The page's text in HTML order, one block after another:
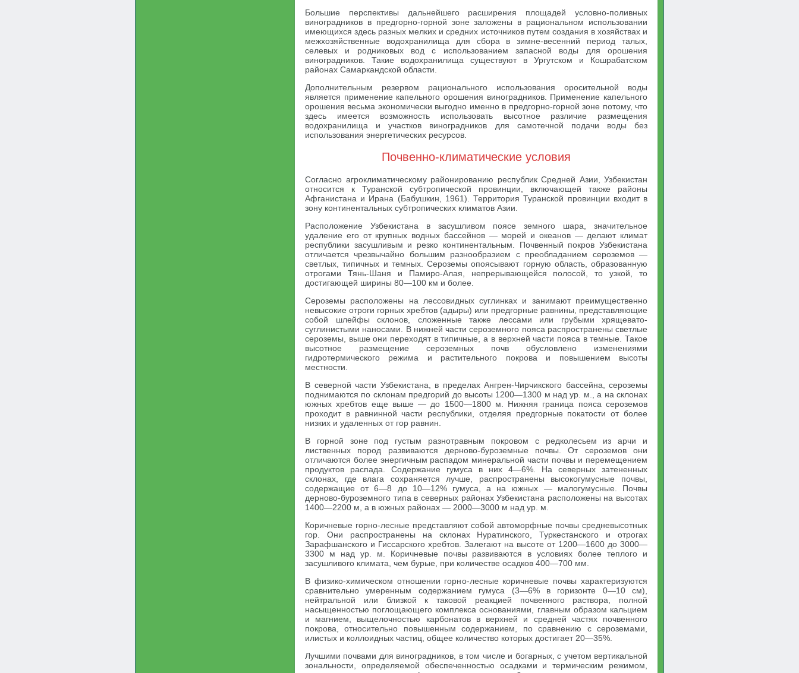
Большие перспективы дальнейшего расширения площадей условно-поливных
виноградников в предгорно-горной зоне заложены в рациональном использовании
имеющихся здесь разных мелких и средних источников путем создания в хозяйствах и
межхозяйственные водохранилища для сбора в зимне-весенний период талых,
селевых и родниковых вод с использованием запасной воды для орошения
виноградников. Такие водохранилища существуют в Ургутском и Кошрабатском
районах Самаркандской области.
Дополнительным резервом рационального использования оросительной воды
является применение капельного орошения виноградников. Применение капельного
орошения весьма экономически выгодно именно в предгорно-горной зоне потому, что
здесь имеется возможность использовать высотное различие размещения
водохранилища и участков виноградников для самотечной подачи воды без
использования энергетических ресурсов.
Почвенно-климатические условия
Согласно агроклиматическому районированию республик Средней Азии, Узбекистан
относится к Туранской субтропической провинции, включающей также районы
Афганистана и Ирана (Бабушкин, 1961). Территория Туранской провинции входит в
зону континентальных субтропических климатов Азии.
Расположение Узбекистана в засушливом поясе земного шара, значительное
удаление его от крупных водных бассейнов — морей и океанов — делают климат
республики засушливым и резко континентальным. Почвенный покров Узбекистана
отличается чрезвычайно большим разнообразием с преобладанием сероземов —
светлых, типичных и темных. Сероземы опоясывают горную область, образованную
отрогами Тянь-Шаня и Памиро-Алая, непрерывающейся полосой, то узкой, то
достигающей ширины 80—100 км и более.
Сероземы расположены на лессовидных суглинках и занимают преимущественно
невысокие отроги горных хребтов (адыры) или предгорные равнины, представляющие
собой шлейфы склонов, сложенные также лессами или грубыми хрящевато-
суглинистыми наносами. В нижней части сероземного пояса распространены светлые
сероземы, выше они переходят в типичные, а в верхней части пояса в темные. Такое
высотное размещение сероземных почв обусловлено изменениями
гидротермического режима и растительного покрова и повышением высоты
местности.
В северной части Узбекистана, в пределах Ангрен-Чирчикского бассейна, сероземы
поднимаются по склонам предгорий до высоты 1200—1300 м над ур. м., а на склонах
южных хребтов еще выше — до 1500—1800 м. Нижняя граница пояса сероземов
проходит в равнинной части республики, отделяя предгорные покатости от более
низких и удаленных от гор равнин.
В горной зоне под густым разнотравным покровом с редколесьем из арчи и
лиственных пород развиваются дерново-буроземные почвы. От сероземов они
отличаются более энергичным распадом минеральной части почвы и перемещением
продуктов распада. Содержание гумуса в них 4—6%. На северных затененных
склонах, где влага сохраняется лучше, распространены высокогумусные почвы,
содержащие от 6—8 до 10—12% гумуса, а на южных — малогумусные. Почвы
дерново-буроземного типа в северных районах Узбекистана расположены на высотах
1400—2200 м, а в южных районах — 2000—3000 м над ур. м.
Коричневые горно-лесные представляют собой автоморфные почвы средневысотных
гор. Они распространены на склонах Нуратинского, Туркестанского и отрогах
Зарафшанского и Гиссарского хребтов. Залегают на высоте от 1200—1600 до 3000—
3300 м над ур. м. Коричневые почвы развиваются в условиях более теплого и
засушливого климата, чем бурые, при количестве осадков 400—700 мм.
В физико-химическом отношении горно-лесные коричневые почвы характеризуются
сравнительно умеренным содержанием гумуса (3—6% в горизонте 0—10 см),
нейтральной или близкой к таковой реакцией почвенного раствора, полной
насыщенностью поглощающего комплекса основаниями, главным образом кальцием
и магнием, выщелочностью карбонатов в верхней и средней частях почвенного
покрова, относительно повышенным содержанием, по сравнению с сероземами,
илистых и коллоидных частиц, общее количество которых достигает 20—35%.
Лучшими почвами для виноградников, в том числе и богарных, с учетом вертикальной
зональности, определяемой обеспеченностью осадками и термическим режимом,